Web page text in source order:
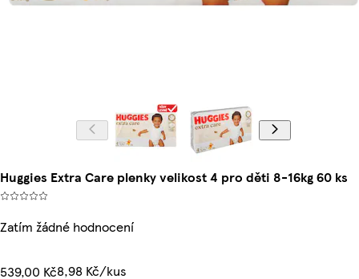
Huggies Extra Care plenky velikost 4 pro děti 8-16kg 60 ks
Zatím žádné hodnocení
539,00 Kč8,98 Kč/kus